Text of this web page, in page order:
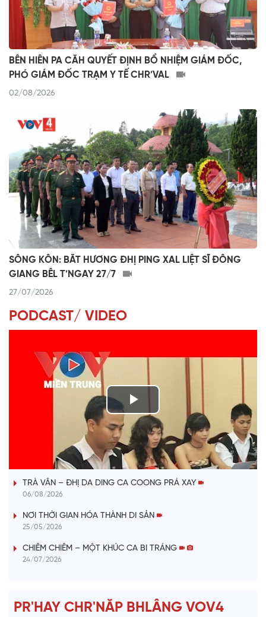
BÊN HIÊN PA CĂH QUYẾT ĐỊNH BỔ NHIỆM GIÁM ĐỐC,
PHÓ GIÁM ĐỐC TRẠM Y TẾ CHR’VAL
02/08/2026
SÔNG KÔN: BĂT HƯƠNG ĐHỊ PING XAL LIỆT SĨ ĐÔNG
GIANG BÊL T’NGAY 27/7
27/07/2026
PODCAST/ VIDEO
P
l
a
V
i
e
VÀI PHÚT DÀNH CHO QUẢNG BÁ
TRÀ VÂN – ĐHỊ DA DING CA COONG PRÁ XAY
06/08/2026
NƠI THỜI GIAN HÓA THÀNH DI SẢN
25/05/2026
CHIÊM CHIÊM – MỘT KHÚC CA BI TRÁNG
24/07/2026
PR'HAY CHR'NĂP BHLÂNG VOV4